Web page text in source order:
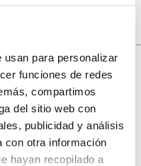
para personalizar
funciones de redes
compartimos
del sitio web con
publicidad y análisis
con otra información
hayan recopilado a
compra.